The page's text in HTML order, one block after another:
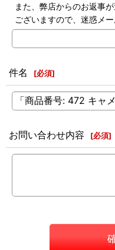
また、弊店からのお返事
ございますので、迷惑メ
件名 [必須]
お問い合わせ内容 [必須]